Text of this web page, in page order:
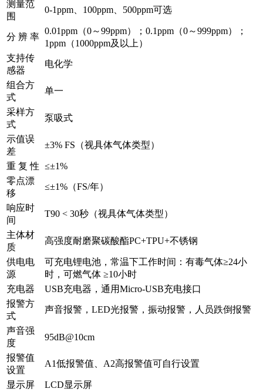
测量范
围
0-1ppm、100ppm、500ppm可选
分 辨 率
0.01ppm（0～99ppm）；0.1ppm（0～999ppm）；
1ppm（1000ppm及以上）
支持传
感器
电化学
组合方
式
单一
采样方
式
泵吸式
示值误
差
±3% FS（视具体气体类型）
重 复 性 ≤±1%
零点漂
移
≤±1%（FS/年）
响应时
间
T90 < 30秒（视具体气体类型）
主体材
质
高强度耐磨聚碳酸酯PC+TPU+不锈钢
供电电
源
可充电锂电池，常温下工作时间：有毒气体≥24小
时，可燃气体 ≥10小时
充电器
USB充电器，通用Micro-USB充电接口
报警方
式
声音报警，LED光报警，振动报警，人员跌倒报警
声音强
度
95dB@10cm
报警值
设置
A1低报警值、A2高报警值可自行设置
显示屏 LCD显示屏